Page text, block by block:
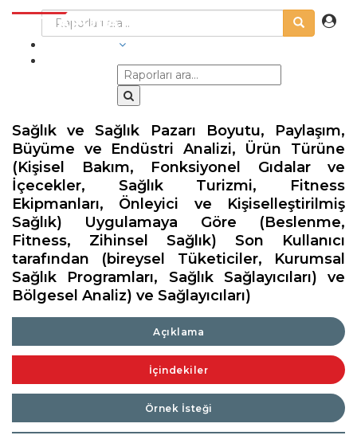
Sağlık ve Sağlık Pazarı Boyutu, Paylaşım,
Büyüme ve Endüstri Analizi, Ürün Türüne
(Kişisel Bakım, Fonksiyonel Gıdalar ve
İçecekler, Sağlık Turizmi, Fitness
Ekipmanları, Önleyici ve Kişiselleştirilmiş
Sağlık) Uygulamaya Göre (Beslenme,
Fitness, Zihinsel Sağlık) Son Kullanıcı
tarafından (bireysel Tüketiciler, Kurumsal
Sağlık Programları, Sağlık Sağlayıcıları) ve
Bölgesel Analiz) ve Sağlayıcıları)
Açıklama
İçindekiler
Örnek İsteği